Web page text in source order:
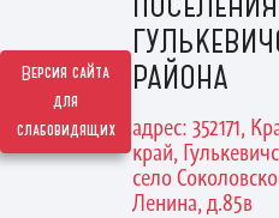
Версия сайта
для
слабовидящих
РАЙОНА
адрес: 352171,
край,
село
Ленина, д.85в